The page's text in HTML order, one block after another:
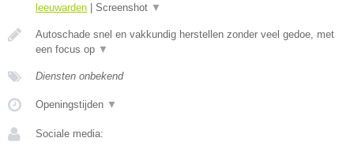
leeuwarden
Screenshot ▼
Autoschade snel en vakkundig herstellen zonder veel gedoe, met
een focus op ▼
Diensten onbekend
Openingstijden ▼
Sociale media: